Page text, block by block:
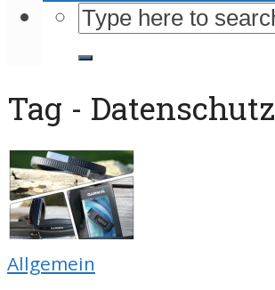
Tag - Datenschutz
Allgemein